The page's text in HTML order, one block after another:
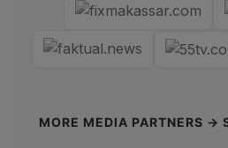
MORE MEDIA PARTNERS →